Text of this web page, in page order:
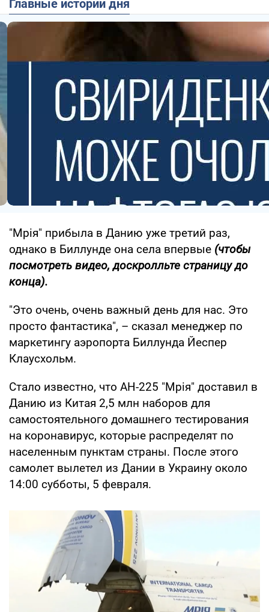
Главные истории дня
"Мрія" прибыла в Данию уже третий раз,
однако в Биллунде она села впервые (чтобы
посмотреть видео, доскролльте страницу до
конца).
"Это очень, очень важный день для нас. Это
просто фантастика", – сказал менеджер по
маркетингу аэропорта Биллунда Йеспер
Клаусхольм.
Стало известно, что АН-225 "Мрія" доставил в
Данию из Китая 2,5 млн наборов для
самостоятельного домашнего тестирования
на коронавирус, которые распределят по
населенным пунктам страны. После этого
самолет вылетел из Дании в Украину около
14:00 субботы, 5 февраля.